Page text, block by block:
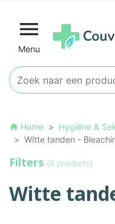

Menu
home Home Hygiëne &
Witte tanden -
Filters (8 produits)
Witte